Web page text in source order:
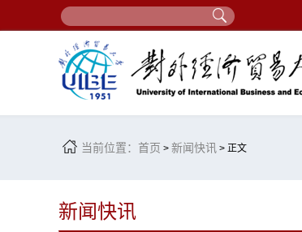
当前位置： 首页 > 新闻快讯 > 正文
新闻快讯